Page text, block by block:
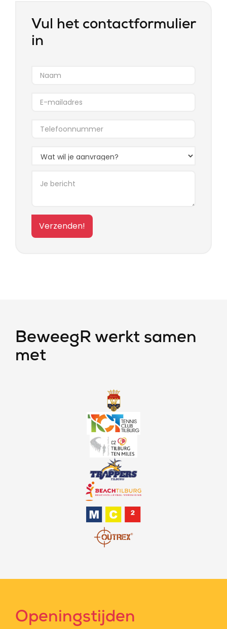
Vul het contactformulier
in
BeweegR werkt samen
met
Openingstijden